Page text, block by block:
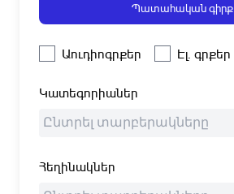
Պատահական գիրք
Աուդիոգրքեր Էլ. գրքեր
Կատեգորիաներ
Հեղինակներ